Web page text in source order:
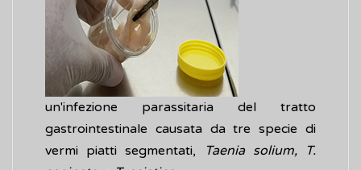
un'infezione parassitaria del tratto
gastrointestinale causata da tre specie di
vermi piatti segmentati,
Taenia solium, T.